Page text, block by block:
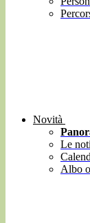
Novità
Le
Albo